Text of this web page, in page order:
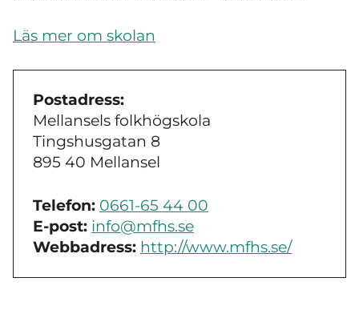
Läs mer om skolan
Postadress:
Mellansels folkhögskola
Tingshusgatan 8
895 40 Mellansel
Telefon: 0661-65 44 00
E-post: info@mfhs.se
Webbadress: http://www.mfhs.se/